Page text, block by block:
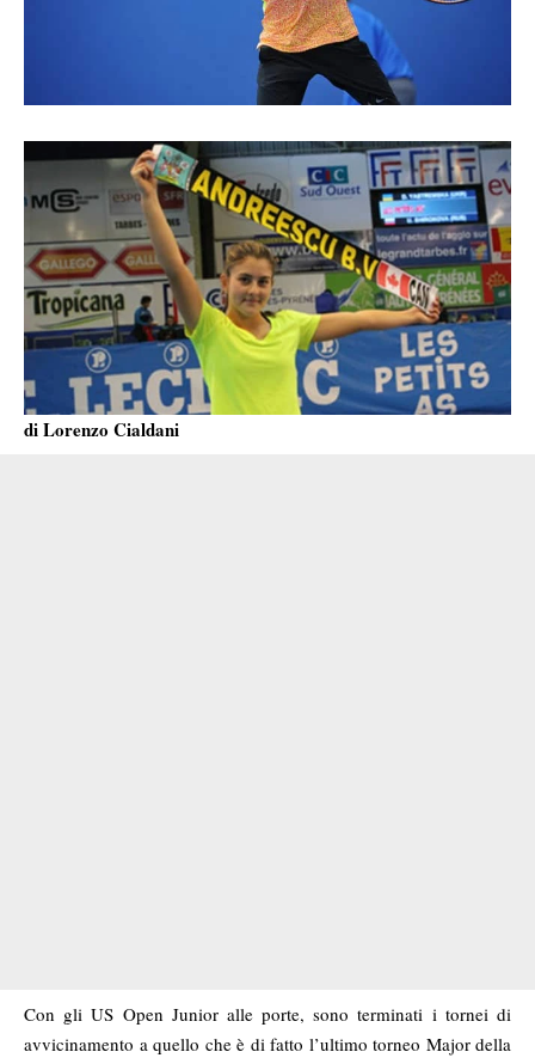
di Lorenzo Cialdani
Con gli US Open Junior alle porte, sono terminati i tornei di
avvicinamento a quello che è di fatto l’ultimo torneo Major della